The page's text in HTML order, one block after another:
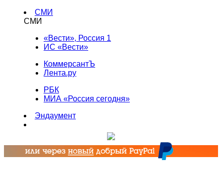
СМИ
СМИ
«Вести», Россия 1
ИС «Вести»
КоммерсантЪ
Лента.ру
РБК
МИА «Россия сегодня»
Эндаумент